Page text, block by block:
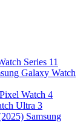
Series 11
Galaxy Watch
Watch 4
Ultra 3
Samsung